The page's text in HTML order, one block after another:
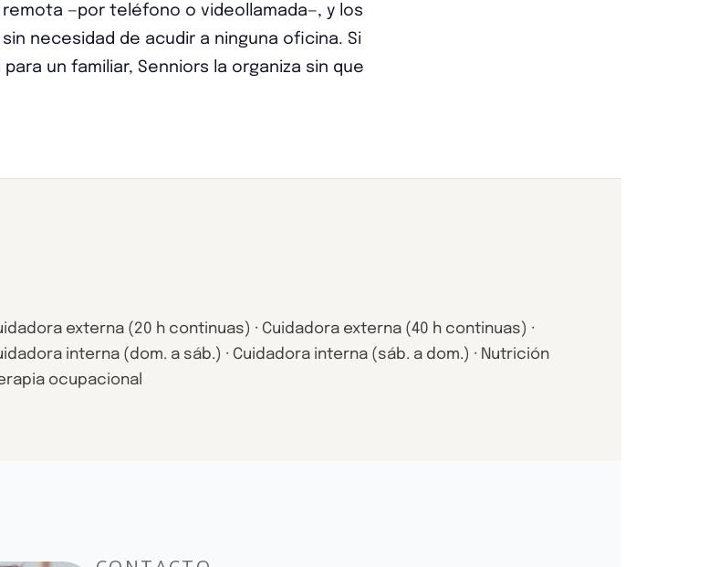
—por teléfono o videollamada—, y los
necesidad de acudir a ninguna oficina. Si
un familiar, Senniors la organiza sin que
externa (20 h continuas) · Cuidadora externa (40 h continuas) ·
interna (dom. a sáb.) · Cuidadora interna (sáb. a dom.) · Nutrición
ocupacional